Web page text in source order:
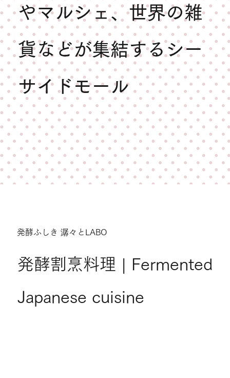
やマルシェ、世界の雑
貨などが集結するシー
サイドモール
発酵割烹料理 | Fermented
Japanese cuisine
発酵ふしき 潺々とLABO